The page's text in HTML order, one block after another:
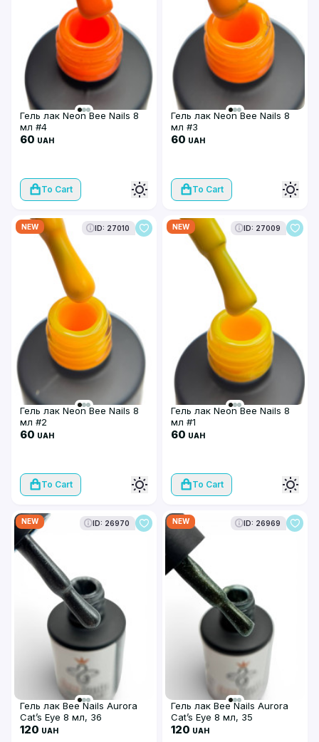
Гель лак Neon Bee Nails 8
мл #4
60 UAH
To Cart
Гель лак Neon Bee Nails 8
мл #3
60 UAH
To Cart
NEW ID: 27010
Гель лак Neon Bee Nails 8
мл #2
60 UAH
To Cart
NEW ID: 27009
Гель лак Neon Bee Nails 8
мл #1
60 UAH
To Cart
NEW ID: 26970
Гель лак Bee Nails Aurora
Cat’s Eye 8 мл, 36
120 UAH
NEW ID: 26969
Гель лак Bee Nails Aurora
Cat’s Eye 8 мл, 35
120 UAH